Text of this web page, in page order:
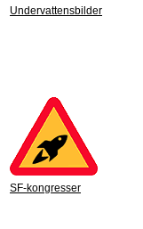
Undervattensbilder
SF-kongresser